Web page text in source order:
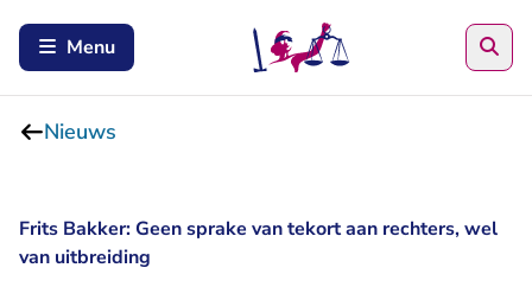
Menu
Nieuws
Frits Bakker: Geen sprake van tekort aan rechters, wel
van uitbreiding